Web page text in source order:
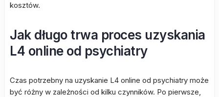
kosztów.
Jak długo trwa proces uzyskania
L4 online od psychiatry
Czas potrzebny na uzyskanie L4 online od psychiatry może
być różny w zależności od kilku czynników. Po pierwsze,